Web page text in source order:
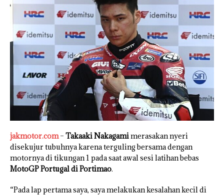
jakmotor.com – Takaaki Nakagamimerasakan nyeri
disekujur tubuhnya karena terguling bersama dengan
motornya di tikungan 1 pada saat awal sesi latihan bebas
MotoGP Portugal di Portimao.
“Pada lap pertama saya, saya melakukan kesalahan kecil di